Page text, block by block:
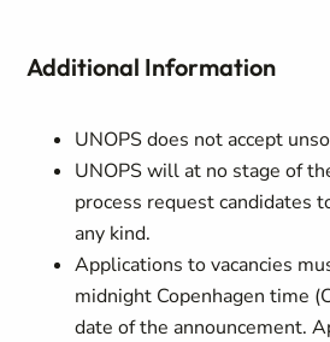
Additional Information
UNOPS does not accept
UNOPS will at no stage of
process request candidates
any kind.
Applications to vacancies
midnight Copenhagen time
date of the announcement.